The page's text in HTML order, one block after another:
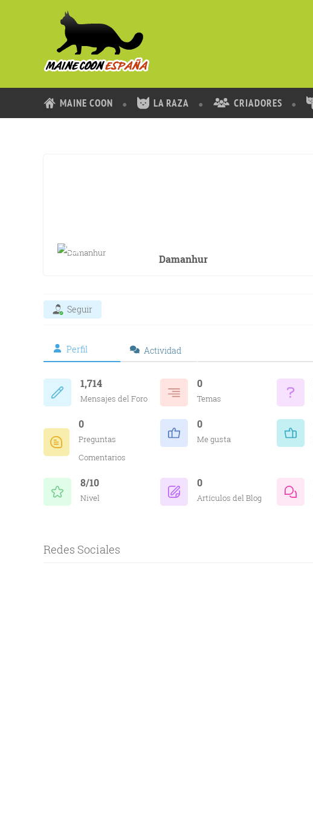
MAINE COON LA RAZA CRIADORES
Damanhur
Seguir
Perfil Actividad
1,714
Mensajes del Foro
0
Temas
0
Preguntas
Comentarios
0
Me gusta
8/10
Nivel
0
Artículos del Blog
Redes Sociales